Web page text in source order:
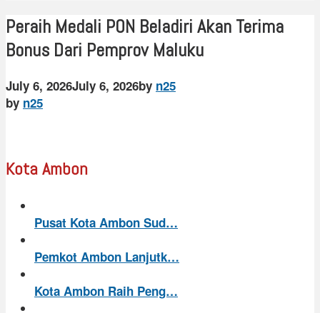
Peraih Medali PON Beladiri Akan Terima
Bonus Dari Pemprov Maluku
July 6, 2026July 6, 2026by n25
by n25
Kota Ambon
Pusat Kota Ambon Sud…
Pemkot Ambon Lanjutk…
Kota Ambon Raih Peng…